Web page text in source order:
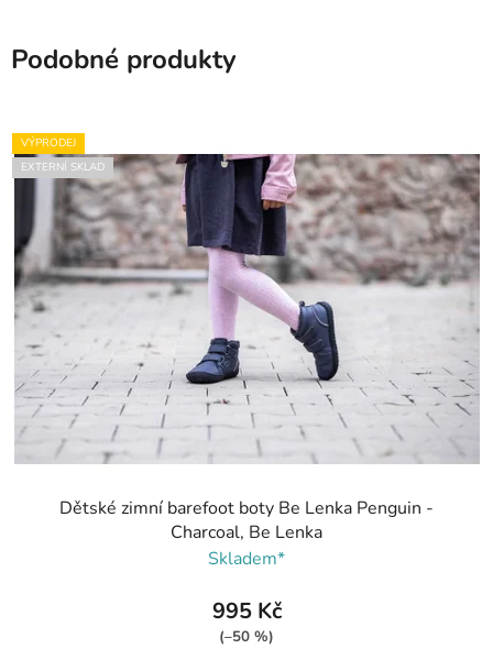
Podobné produkty
VÝPRODEJ
EXTERNÍ SKLAD
Dětské zimní barefoot boty Be Lenka Penguin -
Charcoal, Be Lenka
Skladem*
995 Kč
(–50 %)